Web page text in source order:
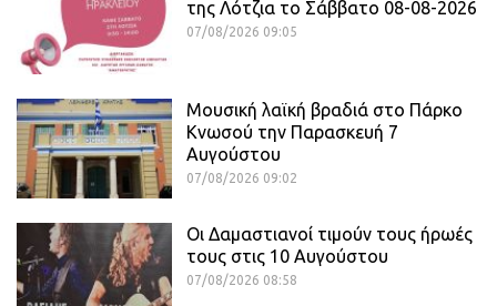
της Λότζια το Σάββατο 08-08-2026
07/08/2026 09:05
Μουσική λαϊκή βραδιά στο Πάρκο
Κνωσού την Παρασκευή 7
Αυγούστου
07/08/2026 09:02
Οι Δαμαστιανοί τιμούν τους ήρωές
τους στις 10 Αυγούστου
07/08/2026 08:58